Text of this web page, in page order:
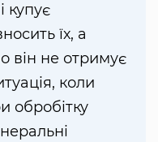
купує
їх, а
він не отримує
коли
обробітку